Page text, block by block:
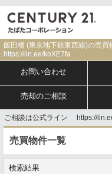
飯田橋 (東京地下鉄東西線)の売
https://lin.ee/koXE7fa
お問い合わせ
売却のご相談
ご相談は公式ライン https://
売買物件一覧
検索結果